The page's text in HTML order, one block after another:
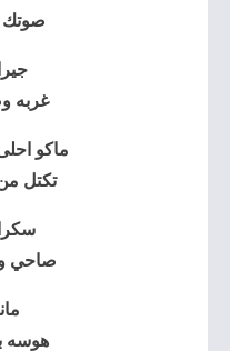
صوتك
غربه
ماكو
تكتل
صاحي
هوسه